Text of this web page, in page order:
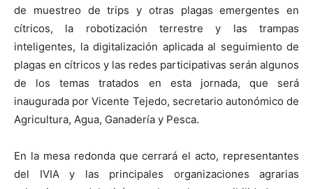
de muestreo de trips y otras plagas emergentes en
cítricos, la robotización terrestre y las trampas
inteligentes, la digitalización aplicada al seguimiento de
plagas en cítricos y las redes participativas serán algunos
de los temas tratados en esta jornada, que será
inaugurada por Vicente Tejedo, secretario autonómico de
Agricultura, Agua, Ganadería y Pesca.
En la mesa redonda que cerrará el acto, representantes
del IVIA y las principales organizaciones agrarias